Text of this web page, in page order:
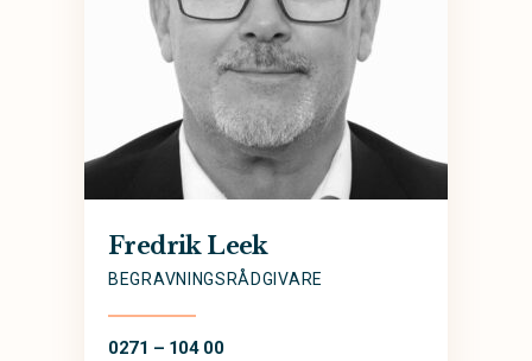
Fredrik Leek
BEGRAVNINGSRÅDGIVARE
0271 – 104 00